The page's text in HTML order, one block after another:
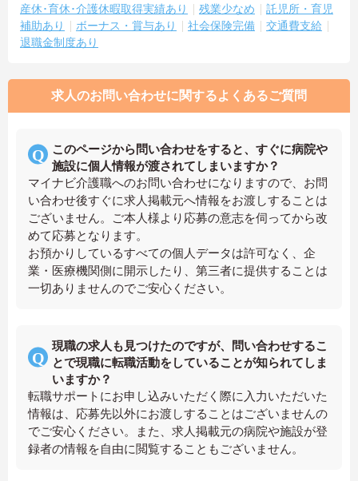
産休･育休･介護休暇取得実績あり
残業少なめ
託児所・育児
補助あり
ボーナス・賞与あり 社会保険完備
交通費支給
退職金制度あり
求人のお問い合わせに関するよくあるご質問
このページから問い合わせをすると、すぐに病院や
施設に個人情報が渡されてしまいますか？
マイナビ介護職へのお問い合わせになりますので、お問
い合わせ後すぐに求人掲載元へ情報をお渡しすることは
ございません。ご本人様より応募の意志を伺ってから改
めて応募となります。
お預かりしているすべての個人データは許可なく、企
業・医療機関側に開示したり、第三者に提供することは
一切ありませんのでご安心ください。
現職の求人も見つけたのですが、問い合わせするこ
とで現職に転職活動をしていることが知られてしま
いますか？
転職サポートにお申し込みいただく際に入力いただいた
情報は、応募先以外にお渡しすることはございませんの
でご安心ください。また、求人掲載元の病院や施設が登
録者の情報を自由に閲覧することもございません。